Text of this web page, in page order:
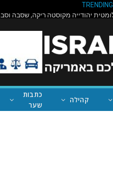
TRENDING
קהילה
כתבות
שער